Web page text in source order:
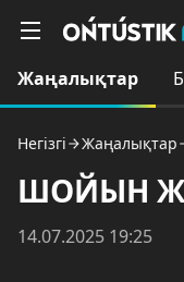
Жаңалықтар
Негізгі Жаңалықтар
ШОЙЫН
14.07.2025 19:25